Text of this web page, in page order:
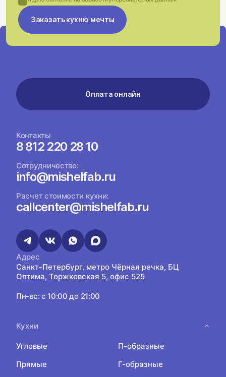
Заказать кухню мечты
Оплата онлайн
Контакты
8 812 220 28 10
Сотрудничество:
info@mishelfab.ru
Расчет стоимости кухни:
callcenter@mishelfab.ru
Адрес
Санкт-Петербург, метро Чёрная речка, БЦ
Оптима, Торжковская 5, офис 525
Пн-вс: с 10:00 до 21:00
Кухни
Угловые
П-образные
Прямые
Г-образные